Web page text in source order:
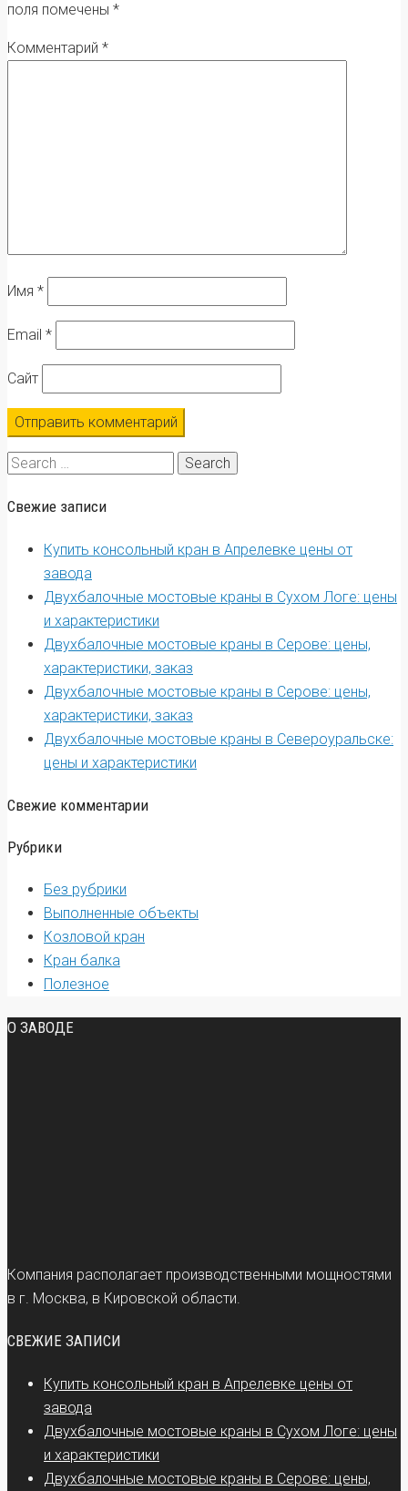
поля помечены *
Комментарий *
Имя *
Email *
Сайт
Search
Свежие записи
Купить консольный кран в Апрелевке цены от
завода
Двухбалочные мостовые краны в Сухом Логе: цены
и характеристики
Двухбалочные мостовые краны в Серове: цены,
характеристики, заказ
Двухбалочные мостовые краны в Серове: цены,
характеристики, заказ
Двухбалочные мостовые краны в Североуральске:
цены и характеристики
Свежие комментарии
Рубрики
Без рубрики
Выполненные объекты
Козловой кран
Кран балка
Полезное
О ЗАВОДЕ
Компания располагает производственными мощностями
в г. Москва, в Кировской области.
СВЕЖИЕ ЗАПИСИ
Купить консольный кран в Апрелевке цены от
завода
Двухбалочные мостовые краны в Сухом Логе: цены
и характеристики
Двухбалочные мостовые краны в Серове: цены,